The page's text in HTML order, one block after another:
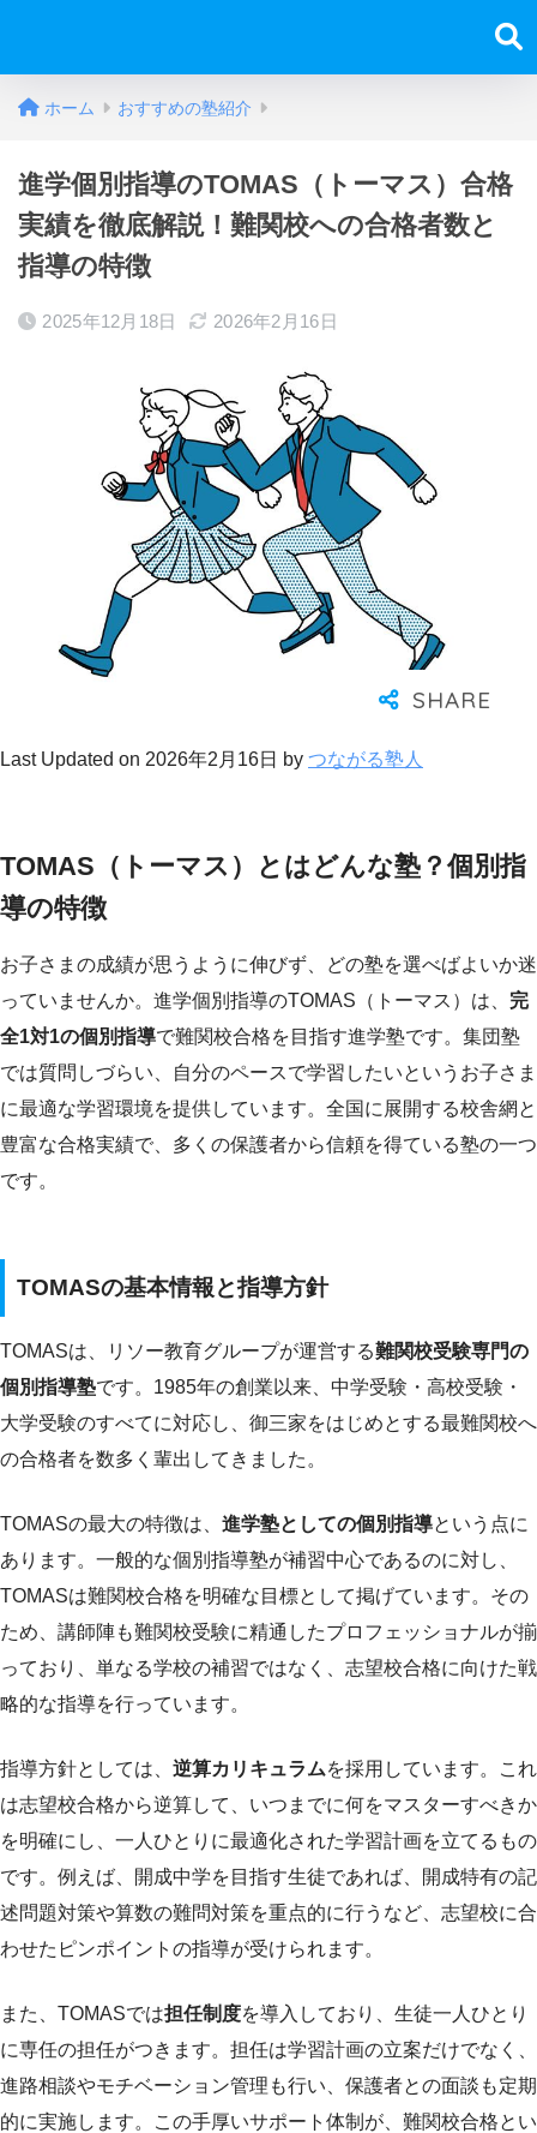
ホーム おすすめの塾紹介
進学個別指導のTOMAS（トーマス）合格
実績を徹底解説！難関校への合格者数と
指導の特徴
2025年12月18日 2026年2月16日
Last Updated on 2026年2月16日 by つながる塾人
TOMAS（トーマス）とはどんな塾？個別指
導の特徴
お子さまの成績が思うように伸びず、どの塾を選べばよいか迷
っていませんか。進学個別指導のTOMAS（トーマス）は、 完
全1対1の個別指導で難関校合格を目指す進学塾です。集団塾
では質問しづらい、自分のペースで学習したいというお子さま
に最適な学習環境を提供しています。全国に展開する校舎網と
豊富な合格実績で、多くの保護者から信頼を得ている塾の一つ
です。
TOMASの基本情報と指導方針
TOMASは、リソー教育グループが運営する難関校受験専門の
個別指導塾です。1985年の創業以来、中学受験・高校受験・
大学受験のすべてに対応し、御三家をはじめとする最難関校へ
の合格者を数多く輩出してきました。
TOMASの最大の特徴は、 進学塾としての個別指導という点に
あります。一般的な個別指導塾が補習中心であるのに対し、
TOMASは難関校合格を明確な目標として掲げています。その
ため、講師陣も難関校受験に精通したプロフェッショナルが揃
っており、単なる学校の補習ではなく、志望校合格に向けた戦
略的な指導を行っています。
指導方針としては、 逆算カリキュラムを採用しています。これ
は志望校合格から逆算して、いつまでに何をマスターすべきか
を明確にし、一人ひとりに最適化された学習計画を立てるもの
です。例えば、開成中学を目指す生徒であれば、開成特有の記
述問題対策や算数の難問対策を重点的に行うなど、志望校に合
わせたピンポイントの指導が受けられます。
また、TOMASでは担任制度を導入しており、生徒一人ひとり
に専任の担任がつきます。担任は学習計画の立案だけでなく、
進路相談やモチベーション管理も行い、保護者との面談も定期
的に実施します。この手厚いサポート体制が、難関校合格とい